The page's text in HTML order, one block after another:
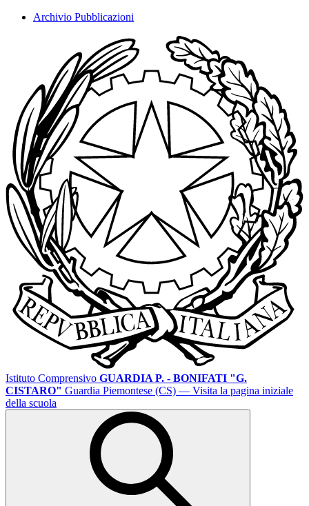
Archivio Pubblicazioni
Istituto Comprensivo GUARDIA P. - BONIFATI "G.
CISTARO" Guardia Piemontese (CS) — Visita la pagina iniziale
della scuola